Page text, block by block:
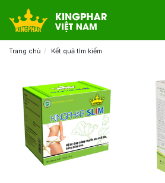
Trang chủ Kết quả tìm kiếm